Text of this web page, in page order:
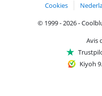
Cookies
© 1999 - 2026 -
Avis
Kiyoh